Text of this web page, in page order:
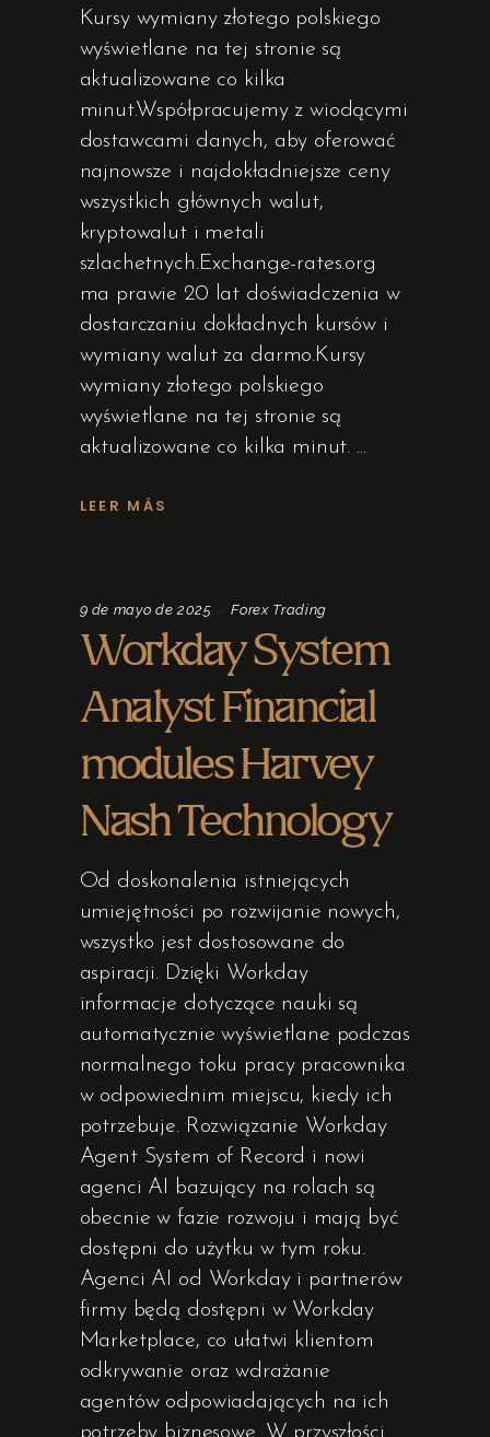
Kursy wymiany złotego polskiego
wyświetlane na tej stronie są
aktualizowane co kilka
minut.Współpracujemy z wiodącymi
dostawcami danych, aby oferować
najnowsze i najdokładniejsze ceny
wszystkich głównych walut,
kryptowalut i metali
szlachetnych.Exchange-rates.org
ma prawie 20 lat doświadczenia w
dostarczaniu dokładnych kursów i
wymiany walut za darmo.Kursy
wymiany złotego polskiego
wyświetlane na tej stronie są
aktualizowane co kilka minut.
LEER MÁS
9 de mayo de 2025 Forex Trading
Workday System
Analyst Financial
modules Harvey
Nash Technology
Od doskonalenia istniejących
umiejętności po rozwijanie nowych,
wszystko jest dostosowane do
aspiracji. Dzięki Workday
informacje dotyczące nauki są
automatycznie wyświetlane podczas
normalnego toku pracy pracownika
w odpowiednim miejscu, kiedy ich
potrzebuje. Rozwiązanie Workday
Agent System of Record i nowi
agenci AI bazujący na rolach są
obecnie w fazie rozwoju i mają być
dostępni do użytku w tym roku.
Agenci AI od Workday i partnerów
firmy będą dostępni w Workday
Marketplace, co ułatwi klientom
odkrywanie oraz wdrażanie
agentów odpowiadających na ich
potrzeby biznesowe. W przyszłości